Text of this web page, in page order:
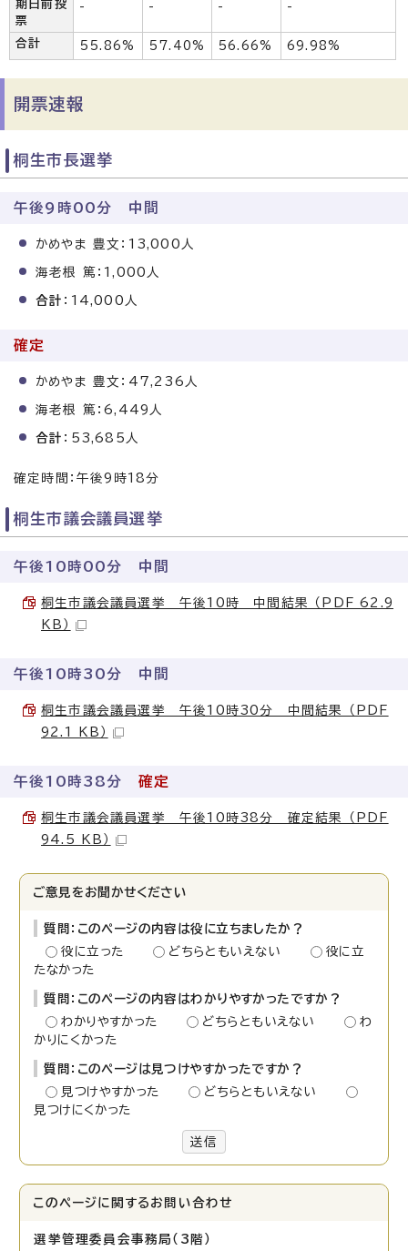
期日前投
票
- - - -
合計 55.86% 57.40% 56.66% 69.98%
開票速報
桐生市長選挙
午後9時00分 中間
かめやま 豊文：13,000人
海老根 篤：1,000人
合計 ：14,000人
確定
かめやま 豊文：47,236人
海老根 篤：6,449人
合計 ：53,685人
確定時間：午後9時18分
桐生市議会議員選挙
午後10時00分 中間
桐生市議会議員選挙 午後10時 中間結果 （PDF 62.9
KB）
午後10時30分 中間
桐生市議会議員選挙 午後10時30分 中間結果 （PDF
92.1 KB）
午後10時38分 確定
桐生市議会議員選挙 午後10時38分 確定結果 （PDF
94.5 KB）
ご意見をお聞かせください
質問：このページの内容は役に立ちましたか？
役に立った
どちらともいえない
役に立
たなかった
質問：このページの内容はわかりやすかったですか？
わかりやすかった
どちらともいえない
わ
かりにくかった
質問：このページは見つけやすかったですか？
見つけやすかった
どちらともいえない
見つけにくかった
送信
このページに関する お問い合わせ
選挙管理委員会事務局（3階）